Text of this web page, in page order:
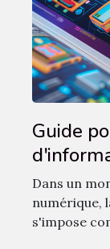
Guide
Dans un
numérique,
s'impose